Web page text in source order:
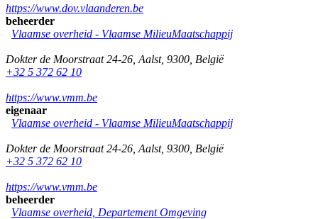
https://www.dov.vlaanderen.be
beheerder
Vlaamse overheid - Vlaamse MilieuMaatschappij
Dokter de Moorstraat 24-26 Aalst, 9300 België
+32 5 372 62 10
https://www.vmm.be
eigenaar
Vlaamse overheid - Vlaamse MilieuMaatschappij
Dokter de Moorstraat 24-26 Aalst, 9300 België
+32 5 372 62 10
https://www.vmm.be
beheerder
Vlaamse overheid, Departement Omgeving